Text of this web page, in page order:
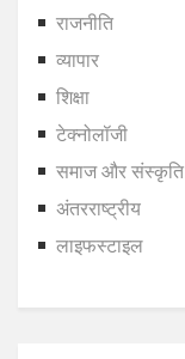
राजनीति
व्यापार
शिक्षा
टेक्नोलॉजी
समाज और संस्कृति
अंतरराष्ट्रीय
लाइफस्टाइल